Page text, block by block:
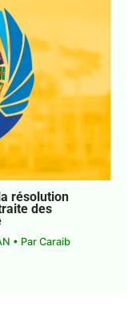
résolution
des
• Par